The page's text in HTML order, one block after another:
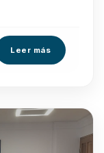
Leer más